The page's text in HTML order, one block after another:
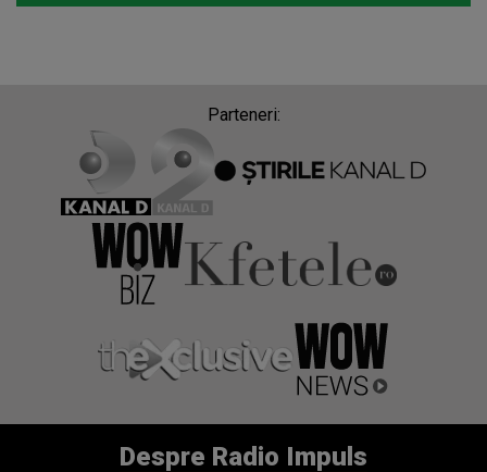
Parteneri:
Despre Radio Impuls